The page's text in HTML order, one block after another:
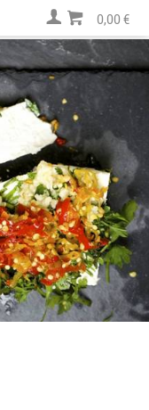
0,00 €